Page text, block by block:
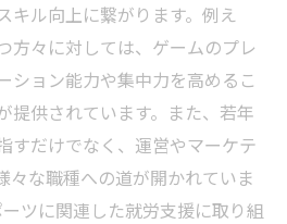
キル向上に繋がります。例え
方々に対しては、ゲームのプレ
ション能力や集中力を高めるこ
提供されています。また、若年
すだけでなく、運営やマーケテ
々な職種への道が開かれていま
ツに関連した就労支援に取り組